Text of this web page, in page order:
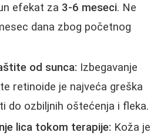
efekat za 3-6 meseci. Ne
dana zbog početnog
od sunca: Izbegavanje
retinoide je najveća greška
do ozbiljnih oštećenja i fleka.
lica tokom terapije: Koža je